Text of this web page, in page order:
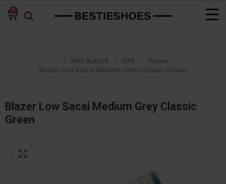
0
Home
NIKE
NIKE BLAZER
Blazer Low Sacai Medium Grey Classic Green
Blazer Low Sacai Medium Grey Classic
Green